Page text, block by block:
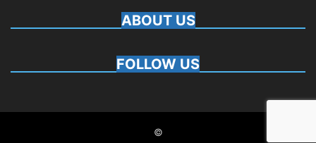
ABOUT US
FOLLOW US
©